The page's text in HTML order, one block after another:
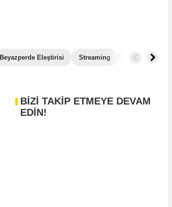
Beyazperde Eleştirisi Streaming Fotoğraflar
BİZİ TAKİP ETMEYE DEVAM
EDİN!